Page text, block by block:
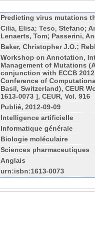
Predicting virus mutations
Cilia, Elisa; Teso, Stefano;
Lenaerts, Tom; Passerini,
Baker, Christopher J.O.;
Workshop on Annotation,
Management of Mutations
conjunction with ECCB
Conference of
Basil, Switzerland), CEUR
1613-0073 ], CEUR, Vol. 916
Publié, 2012-09-09
Intelligence artificielle
Informatique générale
Biologie moléculaire
Sciences pharmaceutiques
Anglais
urn:isbn:1613-0073